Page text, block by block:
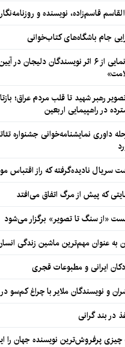
قاسم‌زاده، نویسنده و
جام باشگاه‌های کتاب‌خوانی
رونمایی از ۶ اثر نویسندگان دلیجان
رهبر شهید تا قلب مردم عراق؛
در راهپیمایی اربعین
داوری نمایشنامه‌خوانی جشنواره
سریال نادیده‌گرفته که راز اقتباس
که پیش از مرگ اتفاق می‌افتد
«از سنگ تا تصویر» برگزار می‌شود
به عنوان مهم‌ترین ماشین زندگی
ایرانی و مطبوعات قجری
و نویسندگان ملایر با چراغ کم‌سو
در بند گرانی
پرفروش‌ترین نویسنده جهان را